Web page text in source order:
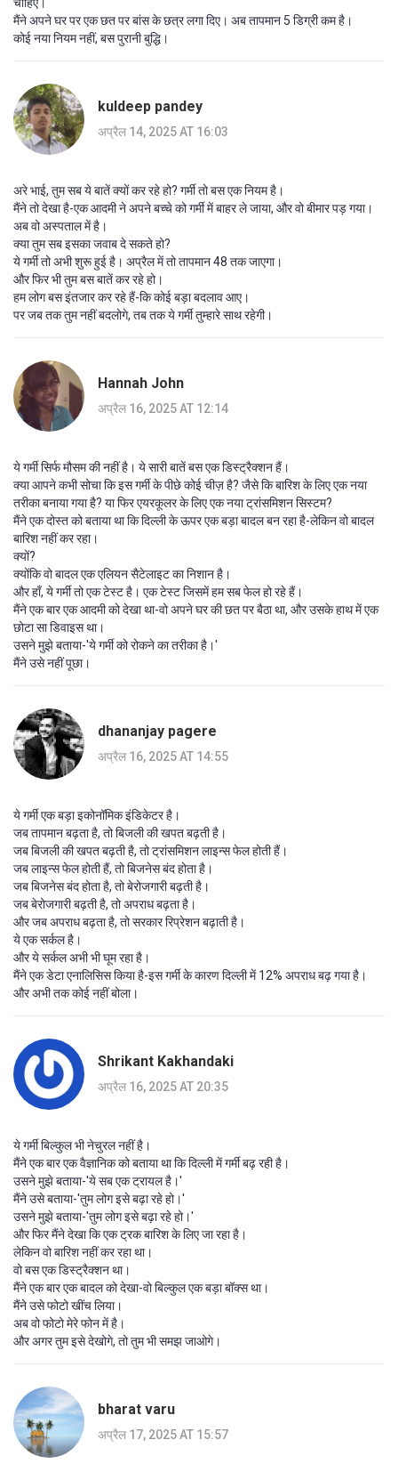
चाहिए।
मैंने अपने घर पर एक छत पर बांस के छत्र लगा दिए। अब तापमान 5 डिग्री कम है।
कोई नया नियम नहीं, बस पुरानी बुद्धि।
kuldeep pandey
अप्रैल 14, 2025 AT 16:03
अरे भाई, तुम सब ये बातें क्यों कर रहे हो? गर्मी तो बस एक नियम है।
मैंने तो देखा है-एक आदमी ने अपने बच्चे को गर्मी में बाहर ले जाया, और वो बीमार पड़ गया।
अब वो अस्पताल में है।
क्या तुम सब इसका जवाब दे सकते हो?
ये गर्मी तो अभी शुरू हुई है। अप्रैल में तो तापमान 48 तक जाएगा।
और फिर भी तुम बस बातें कर रहे हो।
हम लोग बस इंतजार कर रहे हैं-कि कोई बड़ा बदलाव आए।
पर जब तक तुम नहीं बदलोगे, तब तक ये गर्मी तुम्हारे साथ रहेगी।
Hannah John
अप्रैल 16, 2025 AT 12:14
ये गर्मी सिर्फ मौसम की नहीं है। ये सारी बातें बस एक डिस्ट्रैक्शन हैं।
क्या आपने कभी सोचा कि इस गर्मी के पीछे कोई चीज़ है? जैसे कि बारिश के लिए एक नया
तरीका बनाया गया है? या फिर एयरकूलर के लिए एक नया ट्रांसमिशन सिस्टम?
मैंने एक दोस्त को बताया था कि दिल्ली के ऊपर एक बड़ा बादल बन रहा है-लेकिन वो बादल
बारिश नहीं कर रहा।
क्यों?
क्योंकि वो बादल एक एलियन सैटेलाइट का निशान है।
और हाँ, ये गर्मी तो एक टेस्ट है। एक टेस्ट जिसमें हम सब फेल हो रहे हैं।
मैंने एक बार एक आदमी को देखा था-वो अपने घर की छत पर बैठा था, और उसके हाथ में एक
छोटा सा डिवाइस था।
उसने मुझे बताया-'ये गर्मी को रोकने का तरीका है।'
मैंने उसे नहीं पूछा।
dhananjay pagere
अप्रैल 16, 2025 AT 14:55
ये गर्मी एक बड़ा इकोनॉमिक इंडिकेटर है।
जब तापमान बढ़ता है, तो बिजली की खपत बढ़ती है।
जब बिजली की खपत बढ़ती है, तो ट्रांसमिशन लाइन्स फेल होती हैं।
जब लाइन्स फेल होती हैं, तो बिजनेस बंद होता है।
जब बिजनेस बंद होता है, तो बेरोजगारी बढ़ती है।
जब बेरोजगारी बढ़ती है, तो अपराध बढ़ता है।
और जब अपराध बढ़ता है, तो सरकार रिप्रेशन बढ़ाती है।
ये एक सर्कल है।
और ये सर्कल अभी भी घूम रहा है।
मैंने एक डेटा एनालिसिस किया है-इस गर्मी के कारण दिल्ली में 12% अपराध बढ़ गया है।
और अभी तक कोई नहीं बोला।
Shrikant Kakhandaki
अप्रैल 16, 2025 AT 20:35
ये गर्मी बिल्कुल भी नेचुरल नहीं है।
मैंने एक बार एक वैज्ञानिक को बताया था कि दिल्ली में गर्मी बढ़ रही है।
उसने मुझे बताया-'ये सब एक ट्रायल है।'
मैंने उसे बताया-'तुम लोग इसे बढ़ा रहे हो।'
उसने मुझे बताया-'तुम लोग इसे बढ़ा रहे हो।'
और फिर मैंने देखा कि एक ट्रक बारिश के लिए जा रहा है।
लेकिन वो बारिश नहीं कर रहा था।
वो बस एक डिस्ट्रैक्शन था।
मैंने एक बार एक बादल को देखा-वो बिल्कुल एक बड़ा बॉक्स था।
मैंने उसे फोटो खींच लिया।
अब वो फोटो मेरे फोन में है।
और अगर तुम इसे देखोगे, तो तुम भी समझ जाओगे।
bharat varu
अप्रैल 17, 2025 AT 15:57